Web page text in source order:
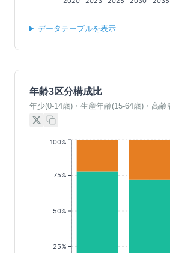
データテーブルを表示
年齢3区分構成比
年少(0-14歳)・生産年齢(15-64歳)・高齢
25%
50%
75%
100%